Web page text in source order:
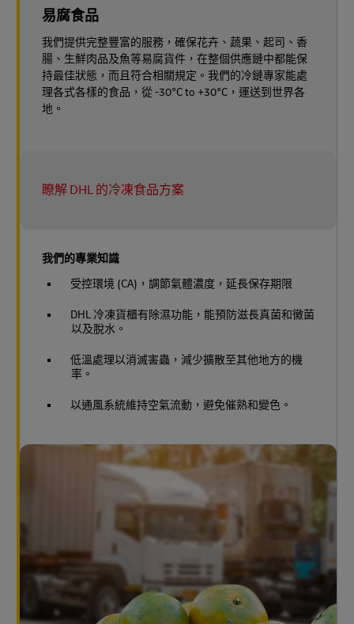
易腐食品
我們提供完整豐富的服務，確保花卉、蔬果、起司、香
腸、生鮮肉品及魚等易腐貨件，在整個供應鏈中都能保
持最佳狀態，而且符合相關規定。我們的冷鏈專家能處
理各式各樣的食品，從 -30°C to +30°C，運送到世界各
地。
瞭解 DHL 的冷凍食品方案
我們的專業知識
受控環境 (CA)，調節氣體濃度，延長保存期限
DHL 冷凍貨櫃有除濕功能，能預防滋長真菌和黴菌
以及脫水。
低溫處理以消滅害蟲，減少擴散至其他地方的機
率。
以通風系統維持空氣流動，避免催熟和變色。